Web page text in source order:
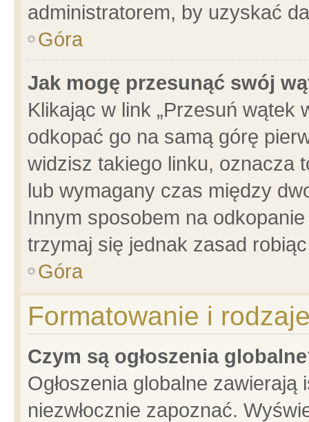
administratorem, by uzyskać
Góra
Jak mogę przesunąć swój
Klikając w link „Przesuń wątek
odkopać go na samą górę
widzisz takiego linku, oznacza
lub wymagany czas między
Innym sposobem na
trzymaj się jednak zasad
Góra
Formatowanie i
Czym są ogłoszenia
Ogłoszenia globalne
niezwłocznie zapoznać.